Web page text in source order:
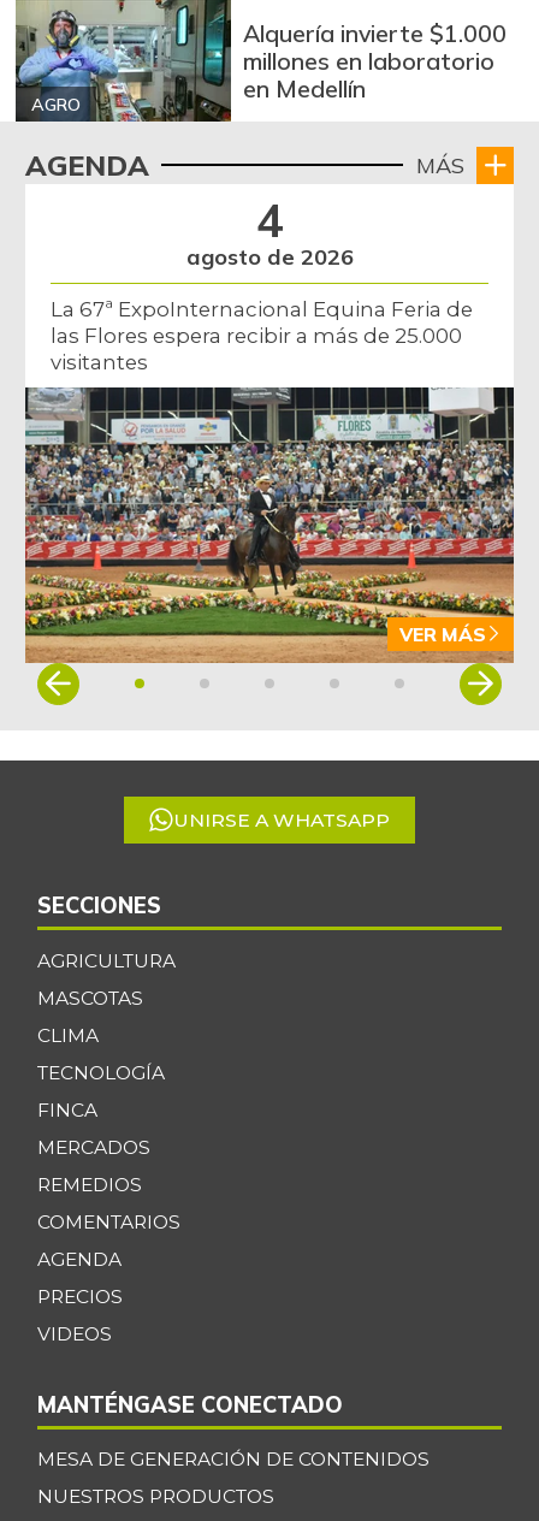
AGRO
Alquería invierte $1.000
millones en laboratorio
en Medellín
AGENDA MÁS
4
agosto de 2026
La 67ª ExpoInternacional Equina Feria de
las Flores espera recibir a más de 25.000
visitantes
VER MÁS
Item
5
UNIRSE A WHATSAPP
SECCIONES
AGRICULTURA
MASCOTAS
CLIMA
TECNOLOGÍA
FINCA
MERCADOS
REMEDIOS
COMENTARIOS
AGENDA
PRECIOS
VIDEOS
MANTÉNGASE CONECTADO
MESA DE GENERACIÓN DE CONTENIDOS
NUESTROS PRODUCTOS